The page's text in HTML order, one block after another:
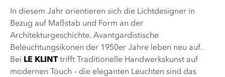
In diesem Jahr orientieren sich die Lichtdesigner in
Bezug auf Maßstab und Form an der
Architekturgeschichte. Avantgardistische
Beleuchtungsikonen der 1950er Jahre leben neu auf.
Bei LE KLINT trifft Traditionelle Handwerkskunst auf
modernen Touch – die eleganten Leuchten sind das